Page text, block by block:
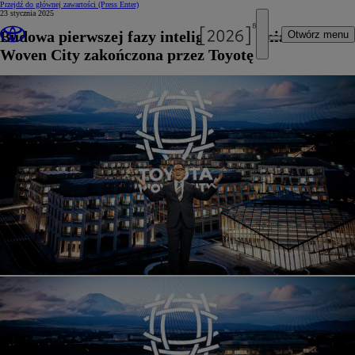
Przejdź do głównej zawartości (Press Enter)
Otwórz menu
23 stycznia 2025
Budowa pierwszej fazy inteligentnego miasta
Woven City zakończona przez Toyotę